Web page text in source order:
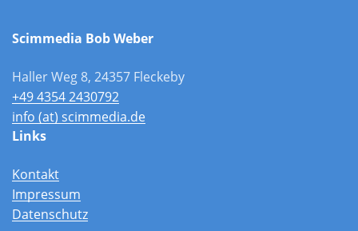
Scimmedia Bob Weber
Haller Weg 8, 24357 Fleckeby
+49 4354 2430792
info (at) scimmedia.de
Links
Kontakt
Impressum
Datenschutz